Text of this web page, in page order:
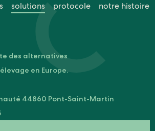
solutions protocole
notre histoire
des alternatives
en Europe.
44860 Pont-Saint-Martin